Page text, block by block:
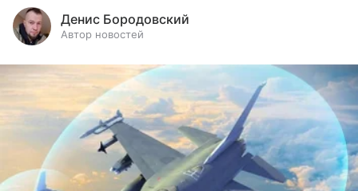
Денис Бородовский
Автор новостей